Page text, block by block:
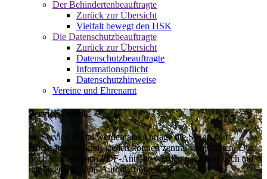
Der Behindertenbeauftragte
Zurück zur Übersicht
Vielfalt bewegt den HSK
Die Datenschutzbeauftragte
Zurück zur Übersicht
Datenschutzbeauftragte
Informationspflicht
Datenschutzhinweise
Vereine und Ehrenamt
Service-Portal
Im Service-Portal werden alle Anträge die Sie an den
Hochsauerlandkreis stellen können zentral vorgehalten. Die
noch vorhandenen PDF-Anträge werden nach und nach auf
intelligente Online-Anträge umgestellt.